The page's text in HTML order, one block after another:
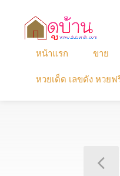
หน้าแรก ขาย
หวยเด็ด เลขดัง หวย